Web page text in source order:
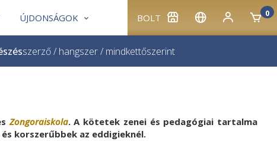
BOLT 0
ÚJDONSÁGOK
szerző/ hangszer/ mindkettőszerint
Zongoraiskola. A kötetek zenei és pedagógiai tartalma
korszerűbbek az eddigieknél.